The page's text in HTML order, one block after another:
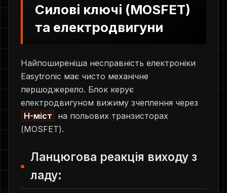
Силові ключі (MOSFET)
та електродвигуни
Найпоширеніша несправність електроніки
Easytronic має чисто механічне
першоджерело. Блок керує
електродвигуном вижиму зчеплення через
H-міст
на польових транзисторах
(MOSFET).
Ланцюгова реакція виходу з
ладу: